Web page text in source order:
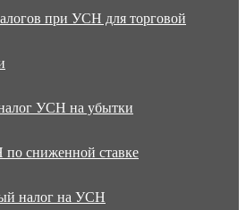
при УСН для торговой
УСН на убытки
сниженной ставке
налог на УСН